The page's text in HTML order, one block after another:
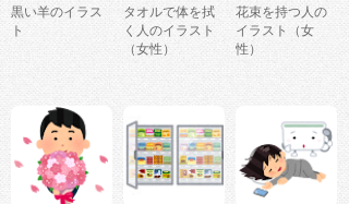
黒い羊のイラス
ト
タオルで体を拭
く人のイラスト
（女性）
花束を持つ人の
イラスト（女
性）